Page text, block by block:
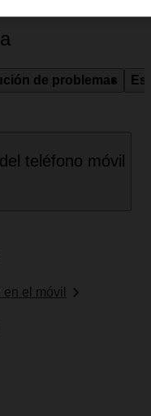
de problemas
teléfono móvil
el móvil